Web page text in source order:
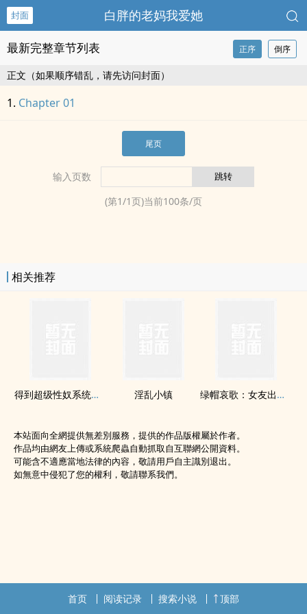
封面 白胖的老妈我爱她
最新完整章节列表 正序 倒序
正文（如果顺序错乱，请先访问封面）
Chapter 01
尾页
输入页数
(第1/1页)当前100条/页
相关推荐
得到超级​‌‎性­奴​系统怎么办 ‌‌淫‌­乱­‍小镇 绿帽哀歌：女友出轨日记（全）
本站面向全網提供無差別服務，提供的作品版權屬於作者。
作品均由網友上傳或系統爬蟲自動抓取自互聯網公開資料。
可能含不適應當地法律的內容，敬請用戶自主識別退出。
如無意中侵犯了您的權利，敬請聯系我們。
首页 阅读记录 搜索小说 顶部